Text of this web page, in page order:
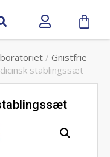
/ Gnistfrie
stablingssæt